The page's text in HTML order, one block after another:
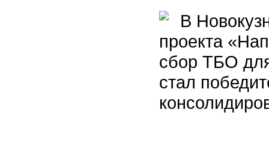
В
проекта
сбор ТБО
стал